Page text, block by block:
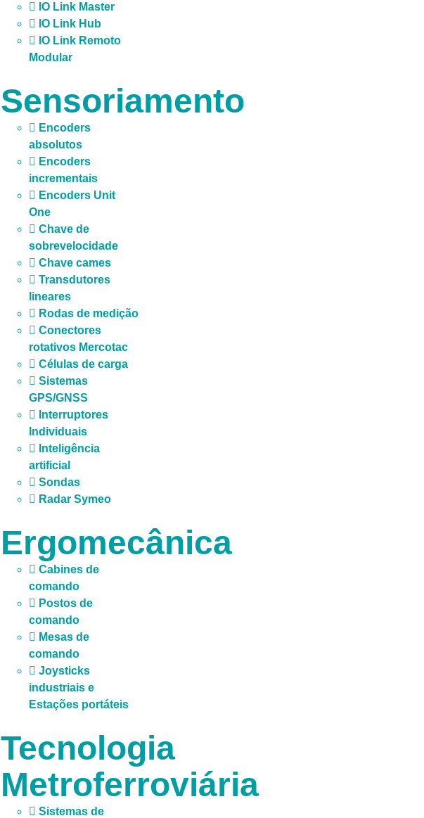
IO Link Master
IO Link Hub
IO Link Remoto
Modular
Sensoriamento
Encoders
absolutos
Encoders
incrementais
Encoders Unit
One
Chave de
sobrevelocidade
Chave cames
Transdutores
lineares
Rodas de medição
Conectores
rotativos Mercotac
Células de carga
Sistemas
GPS/GNSS
Interruptores
Individuais
Inteligência
artificial
Sondas
Radar Symeo
Ergomecânica
Cabines de
comando
Postos de
comando
Mesas de
comando
Joysticks
industriais e
Estações portáteis
Tecnologia
Metroferroviária
Sistemas de